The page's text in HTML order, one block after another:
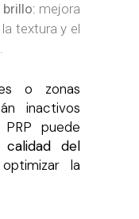
mejora
textura y el
o zonas
inactivos
puede
del
la